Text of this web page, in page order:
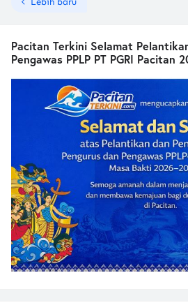
Pacitan Terkini Selamat
Pengawas PPLP PT PGRI Pacitan